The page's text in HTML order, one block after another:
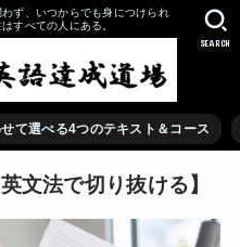
ず、いつからでも身につけられ
すべての人にある。
て選べる4つのテキスト＆コース
SEARCH
文法で切り抜ける】